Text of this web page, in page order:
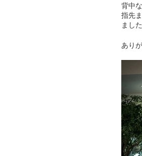
背中
指先
ました
あり